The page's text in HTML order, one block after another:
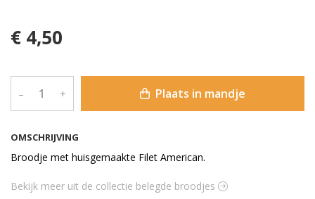
OMSCHRIJVING
Broodje met huisgemaakte Filet American.
€ 4,50
– + Plaats in mandje
Bekijk meer uit de collectie belegde broodjes